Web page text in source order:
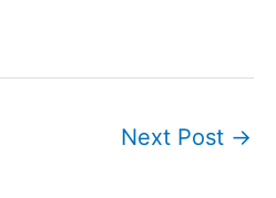
Next Post →